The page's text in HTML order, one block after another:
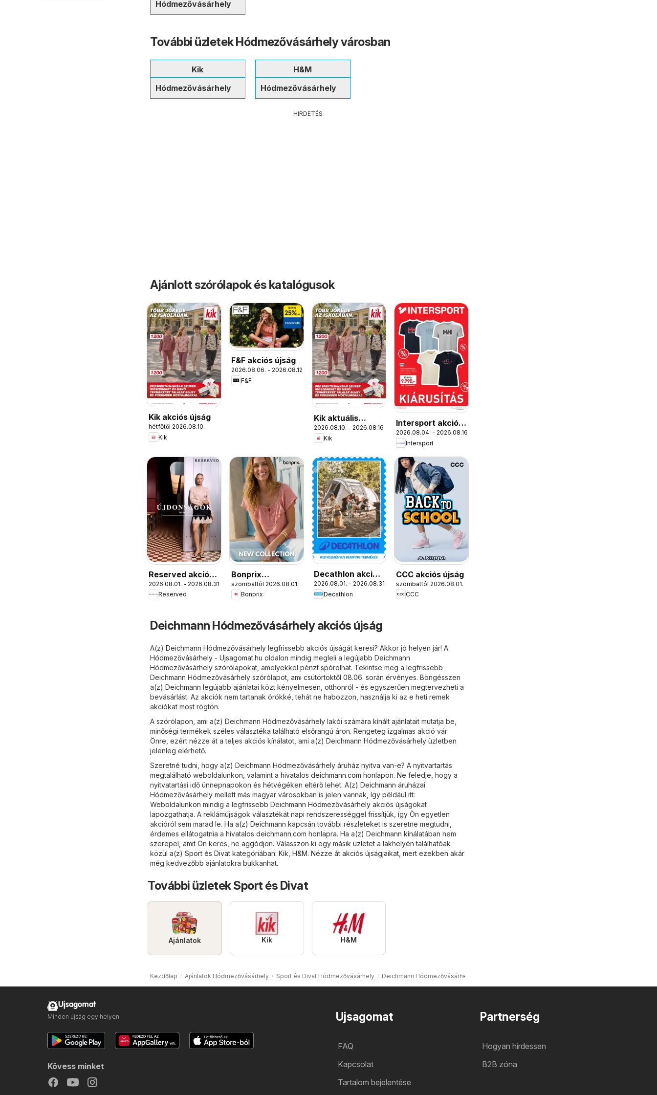
Hódmezővásárhely
További üzletek Hódmezővásárhely városban
Kik
Hódmezővásárhely
H&M
Hódmezővásárhely
HIRDETÉS
Ajánlott szórólapok és katalógusok
Kik akciós újság
hétfőtől 2026.08.10.
Kik
F&F akciós újság
2026.08.06. - 2026.08.12.
F&F
Kik aktuális
akciós újság
2026.08.10. - 2026.08.16.
Kik
Intersport akciós
újság
2026.08.04. - 2026.08.16.
Intersport
Reserved akciós
újság
2026.08.01. - 2026.08.31.
Reserved
Bonprix
katalógus - New
Collection
szombattól 2026.08.01.
Bonprix
Decathlon akciós
újság
2026.08.01. - 2026.08.31.
Decathlon
CCC akciós újság
szombattól 2026.08.01.
CCC
Deichmann Hódmezővásárhely akciós újság
A(z) Deichmann Hódmezővásárhely legfrissebb akciós újságát keresi? Akkor jó helyen jár! A
Hódmezővásárhely - Ujsagomat.hu oldalon mindig megleli a legújabb Deichmann
Hódmezővásárhely szórólapokat, amelyekkel pénzt spórolhat. Tekintse meg a legfrissebb
Deichmann Hódmezővásárhely szórólapot, ami csütörtöktől 08.06. során érvényes. Böngésszen
a(z) Deichmann legújabb ajánlatai közt kényelmesen, otthonról - és egyszerűen megtervezheti a
bevásárlást. Az akciók nem tartanak örökké, tehát ne habozzon, használja ki az e heti remek
akciókat most rögtön.
A szórólapon, ami a(z) Deichmann Hódmezővásárhely lakói számára kínált ajánlatait mutatja be,
minőségi termékek széles választéka található elsőrangú áron. Rengeteg izgalmas akció vár
Önre, ezért nézze át a teljes akciós kínálatot, ami a(z) Deichmann Hódmezővásárhely üzletben
jelenleg elérhető.
Szeretné tudni, hogy a(z) Deichmann Hódmezővásárhely áruház nyitva van-e? A nyitvartartás
megtalálható weboldalunkon, valamint a hivatalos deichmann.com honlapon. Ne feledje, hogy a
nyitvatartási idő ünnepnapokon és hétvégéken eltérő lehet. A(z) Deichmann áruházai
Hódmezővásárhely mellett más magyar városokban is jelen vannak, így például itt:
Weboldalunkon mindig a legfrissebb Deichmann Hódmezővásárhely akciós újságokat
lapozgathatja. A reklámújságok választékát napi rendszerességgel frissítjük, így Ön egyetlen
akcióról sem marad le. Ha a(z) Deichmann kapcsán további részleteket is szeretne megtudni,
érdemes ellátogatnia a hivatalos deichmann.com honlapra. Ha a(z) Deichmann kínálatában nem
szerepel, amit Ön keres, ne aggódjon. Válasszon ki egy másik üzletet a lakhelyén találhatóak
közül a(z) Sport és Divat kategóriában: Kik H&M. Nézze át akciós újságjaikat, mert ezekben akár
még kedvezőbb ajánlatokra bukkanhat.
További üzletek Sport és Divat
Ajánlatok Kik H&M
Kezdőlap Ajánlatok Hódmezővásárhely Sport és Divat Hódmezővásárhely Deichmann Hódmezővásárhely
Ujsagomat
FAQ
Kapcsolat
Tartalom bejelentése
Partnerség
Hogyan hirdessen
B2B zóna
Ujsagomat
Minden újság egy helyen
Kövess minket